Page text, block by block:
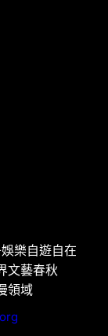
樂自遊自在
文藝春秋
領域